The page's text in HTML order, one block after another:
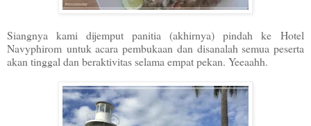
Siangnya kami dijemput panitia (akhirnya) pindah ke Hotel
Navyphirom untuk acara pembukaan dan disanalah semua peserta
akan tinggal dan beraktivitas selama empat pekan. Yeeaahh.